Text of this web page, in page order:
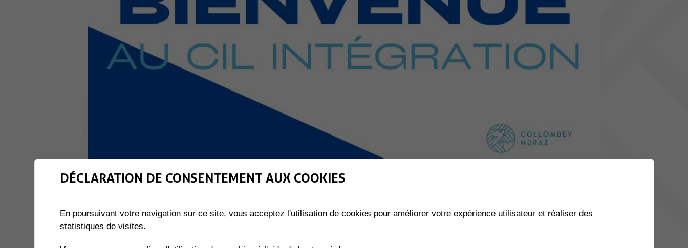
DÉCLARATION DE CONSENTEMENT AUX COOKIES
En poursuivant votre navigation sur ce site, vous acceptez l'utilisation de cookies pour améliorer votre expérience utilisateur et réaliser des
statistiques de visites.